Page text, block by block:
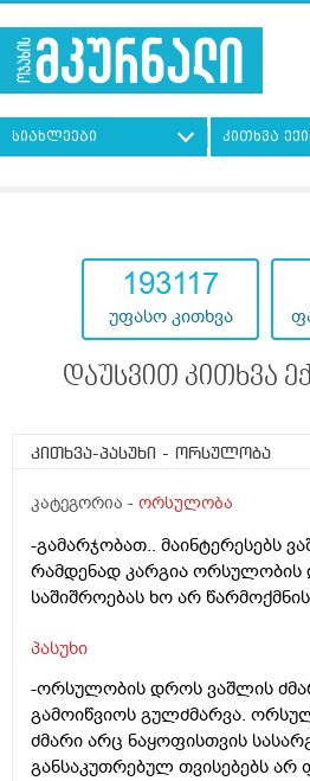
სიახლეები კითხვა
193117
უფასო კითხვა
დაუსვით კითხვა
კითხვა-პასუხი - ორსულობა
კატეგორია - ორსულობა
-გამარჯობათ.. მაინტერესებს
რამდენად კარგია ორსულობის
საშიშროებას ხო არ
პასუხი
-ორსულობის დროს ვაშლის
გამოიწვიოს გულძმარვა.
ძმარი არც ნაყოფისთვის
განსაკუთრებულ თვისებებს